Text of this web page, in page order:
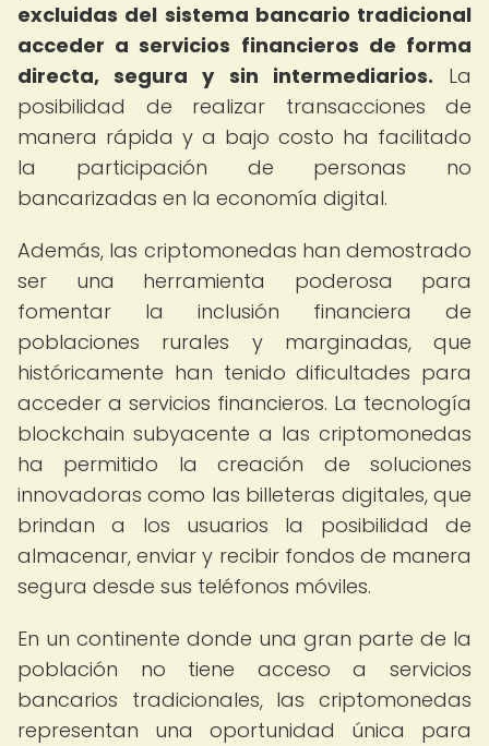
excluidas del sistema bancario tradicional
acceder a servicios financieros de forma
directa, segura y sin intermediarios. La
posibilidad de realizar transacciones de
manera rápida y a bajo costo ha facilitado
la participación de personas no
bancarizadas en la economía digital.
Además, las criptomonedas han demostrado
ser una herramienta poderosa para
fomentar la inclusión financiera de
poblaciones rurales y marginadas, que
históricamente han tenido dificultades para
acceder a servicios financieros. La tecnología
blockchain subyacente a las criptomonedas
ha permitido la creación de soluciones
innovadoras como las billeteras digitales, que
brindan a los usuarios la posibilidad de
almacenar, enviar y recibir fondos de manera
segura desde sus teléfonos móviles.
En un continente donde una gran parte de la
población no tiene acceso a servicios
bancarios tradicionales, las criptomonedas
representan una oportunidad única para